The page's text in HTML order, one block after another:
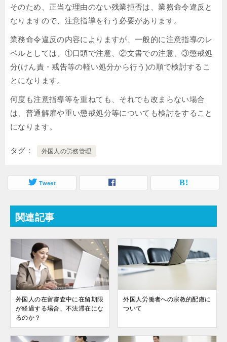
そのため、正当な理由のない残業拒否は、業務命令違反と
なりますので、注意指導を行う必要があります。
業務命令違反の内容によりますが、一般的に注意指導のレ
ベルとしては、①口頭で注意、②文書での注意、③懲戒処
分(けん責・戒告等の軽い処分から行う)の順で検討するこ
とになります。
何度も注意指導等を重ねても、それでも改まらない場合
は、普通解雇や重い懲戒処分等についても検討をすること
になります。
タグ 外国人の労務管理
Tweet
関連記事
外国人の在留審査中に在留期限
が経過する場合、不法滞在にな
るのか？
外国人労働者への宗教的配慮に
ついて